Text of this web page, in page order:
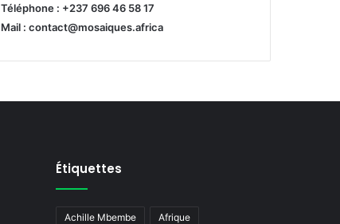
Téléphone : +237 696 46 58 17
Mail : contact@mosaiques.africa
Étiquettes
Achille Mbembe Afrique